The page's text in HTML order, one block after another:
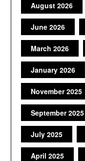
August 2026
June 2026
March 2026
January 2026
November 2025
September 2025
July 2025
April 2025